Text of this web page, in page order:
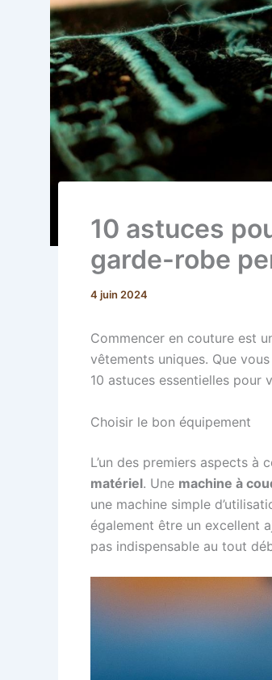
10 astuces
garde-robe
4 juin 2024
Commencer en couture est
vêtements uniques. Que
10 astuces essentielles
Choisir le bon équipement
L’un des premiers aspects
matériel. Une machine à
une machine simple
également être un excellent
pas indispensable au tout